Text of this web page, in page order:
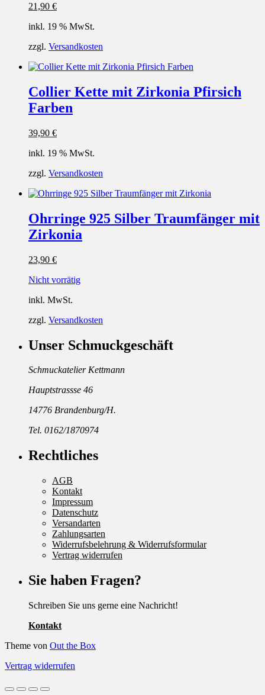
21,90 €
inkl. 19 % MwSt.
zzgl. Versandkosten
Collier Kette mit Zirkonia Pfirsich
Farben
39,90 €
inkl. 19 % MwSt.
zzgl. Versandkosten
Ohrringe 925 Silber Traumfänger mit
Zirkonia
23,90 €
Nicht vorrätig
inkl. MwSt.
zzgl. Versandkosten
Unser Schmuckgeschäft
Schmuckatelier Kettmann
Hauptstrassse 46
14776 Brandenburg/H.
Tel. 0162/1870974
Rechtliches
AGB
Kontakt
Impressum
Datenschutz
Versandarten
Zahlungsarten
Widerrufsbelehrung & Widerrufsformular
Vertrag widerrufen
Sie haben Fragen?
Schreiben Sie uns gerne eine Nachricht!
Kontakt
Theme von Out the Box
Vertrag widerrufen